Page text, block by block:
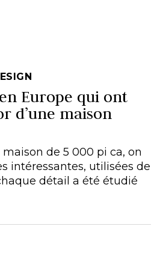
Europe qui ont
d’une maison
de 5 000 pi ca, on
intéressantes, utilisées de
détail a été étudié